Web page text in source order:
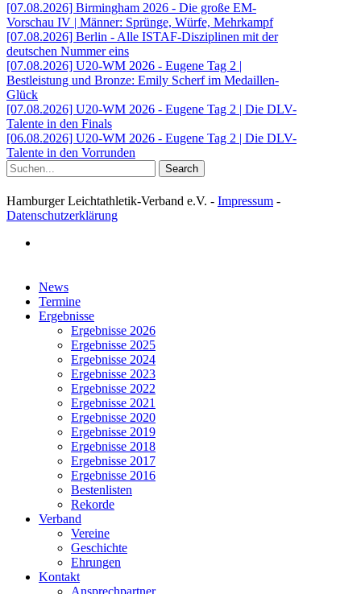
[07.08.2026] Birmingham 2026 - Die große EM-
Vorschau IV | Männer: Sprünge, Würfe, Mehrkampf
[07.08.2026] Berlin - Alle ISTAF-Disziplinen mit der
deutschen Nummer eins
[07.08.2026] U20-WM 2026 - Eugene Tag 2 |
Bestleistung und Bronze: Emily Scherf im Medaillen-
Glück
[07.08.2026] U20-WM 2026 - Eugene Tag 2 | Die DLV-
Talente in den Finals
[06.08.2026] U20-WM 2026 - Eugene Tag 2 | Die DLV-
Talente in den Vorrunden
Search
Hamburger Leichtathletik-Verband e.V. - Impressum -
Datenschutzerklärung
Close
Menu
News
Termine
Ergebnisse
Ergebnisse 2026
Ergebnisse 2025
Ergebnisse 2024
Ergebnisse 2023
Ergebnisse 2022
Ergebnisse 2021
Ergebnisse 2020
Ergebnisse 2019
Ergebnisse 2018
Ergebnisse 2017
Ergebnisse 2016
Bestenlisten
Rekorde
Verband
Vereine
Geschichte
Ehrungen
Kontakt